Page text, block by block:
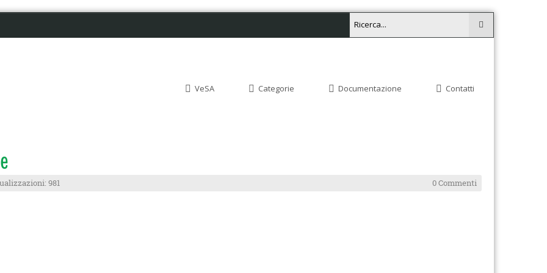
VeSA Categorie Documentazione Contatti
981 0 Commenti